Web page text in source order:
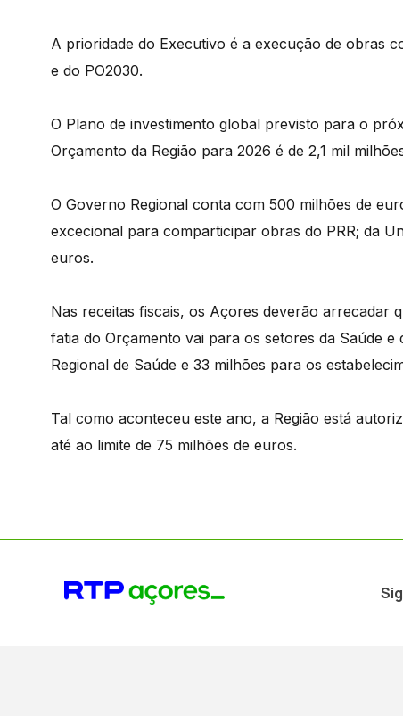
A prioridade do Executivo é a execução de obras
e do PO2030.
O Plano de investimento global previsto para o
Orçamento da Região para 2026 é de 2,1 mil
O Governo Regional conta com 500 milhões de
excecional para comparticipar obras do PRR; da
euros.
Nas receitas fiscais, os Açores deverão arrecadar
fatia do Orçamento vai para os setores da Saúde
Regional de Saúde e 33 milhões para os
Tal como aconteceu este ano, a Região está
até ao limite de 75 milhões de euros.